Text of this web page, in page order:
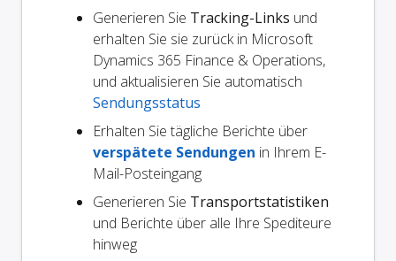
Generieren Sie Tracking-Links und
erhalten Sie sie zurück in Microsoft
Dynamics 365 Finance & Operations,
und aktualisieren Sie automatisch
Sendungsstatus
Erhalten Sie tägliche Berichte über
verspätete Sendungen in Ihrem E-
Mail-Posteingang
Generieren Sie Transportstatistiken
und Berichte über alle Ihre Spediteure
hinweg